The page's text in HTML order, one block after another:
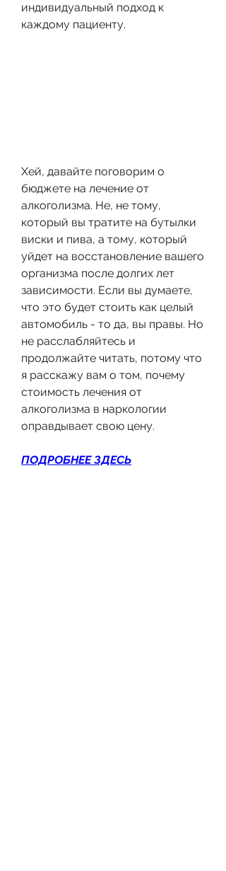
индивидуальный подход к
каждому пациенту.
Хей, давайте поговорим о
бюджете на лечение от
алкоголизма. Не, не тому,
который вы тратите на бутылки
виски и пива, а тому, который
уйдет на восстановление вашего
организма после долгих лет
зависимости. Если вы думаете,
что это будет стоить как целый
автомобиль - то да, вы правы. Но
не расслабляйтесь и
продолжайте читать, потому что
я расскажу вам о том, почему
стоимость лечения от
алкоголизма в наркологии
оправдывает свою цену.
ПОДРОБНЕЕ ЗДЕСЬ